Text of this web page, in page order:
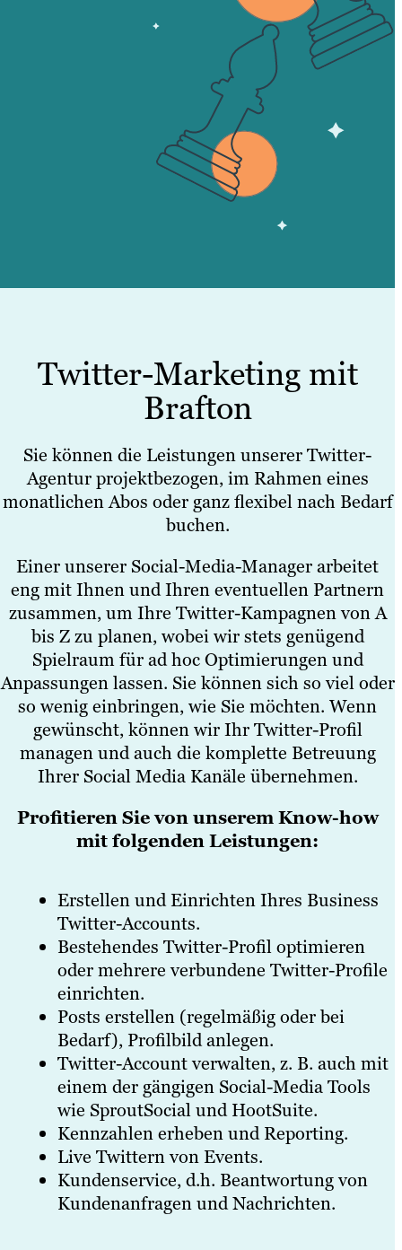
Twitter-Marketing mit
Brafton
Sie können die Leistungen unserer Twitter-
Agentur projektbezogen, im Rahmen eines
monatlichen Abos oder ganz flexibel nach Bedarf
buchen.
Einer unserer Social-Media-Manager arbeitet
eng mit Ihnen und Ihren eventuellen Partnern
zusammen, um Ihre Twitter-Kampagnen von A
bis Z zu planen, wobei wir stets genügend
Spielraum für ad hoc Optimierungen und
Anpassungen lassen. Sie können sich so viel oder
so wenig einbringen, wie Sie möchten. Wenn
gewünscht, können wir Ihr Twitter-Profil
managen und auch die komplette Betreuung
Ihrer Social Media Kanäle übernehmen.
Profitieren Sie von unserem Know-how
mit folgenden Leistungen:
Erstellen und Einrichten Ihres Business
Twitter-Accounts.
Bestehendes Twitter-Profil optimieren
oder mehrere verbundene Twitter-Profile
einrichten.
Posts erstellen (regelmäßig oder bei
Bedarf), Profilbild anlegen.
Twitter-Account verwalten, z. B. auch mit
einem der gängigen Social-Media Tools
wie SproutSocial und HootSuite.
Kennzahlen erheben und Reporting.
Live Twittern von Events.
Kundenservice, d.h. Beantwortung von
Kundenanfragen und Nachrichten.